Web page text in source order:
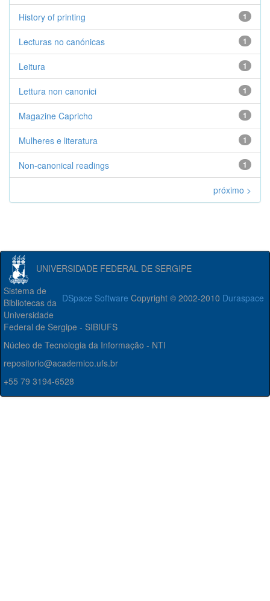
1
History of printing
1
Lecturas no canónicas
1
Leitura
1
Lettura non canonici
1
Magazine Capricho
1
Mulheres e literatura
1
Non-canonical readings
próximo >
UNIVERSIDADE FEDERAL DE SERGIPE
DSpace Software Copyright © 2002-2010 Duraspace
Sistema de
Bibliotecas da
Universidade
Federal de Sergipe - SIBIUFS
Núcleo de Tecnologia da Informação - NTI
repositorio@academico.ufs.br
+55 79 3194-6528